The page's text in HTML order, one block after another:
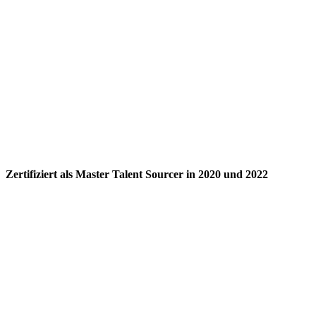
Zertifiziert als Master Talent Sourcer in 2020 und 2022